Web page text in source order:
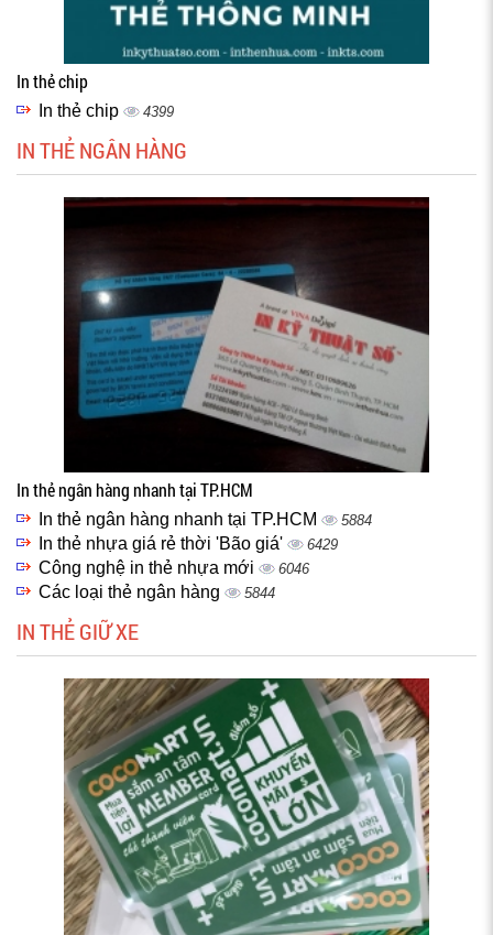
In thẻ chip
In thẻ chip 4399
IN THẺ NGÂN HÀNG
In thẻ ngân hàng nhanh tại TP.HCM
In thẻ ngân hàng nhanh tại TP.HCM 5884
In thẻ nhựa giá rẻ thời 'Bão giá' 6429
Công nghệ in thẻ nhựa mới 6046
Các loại thẻ ngân hàng 5844
IN THẺ GIỮ XE